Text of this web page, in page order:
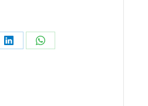
Share
Share